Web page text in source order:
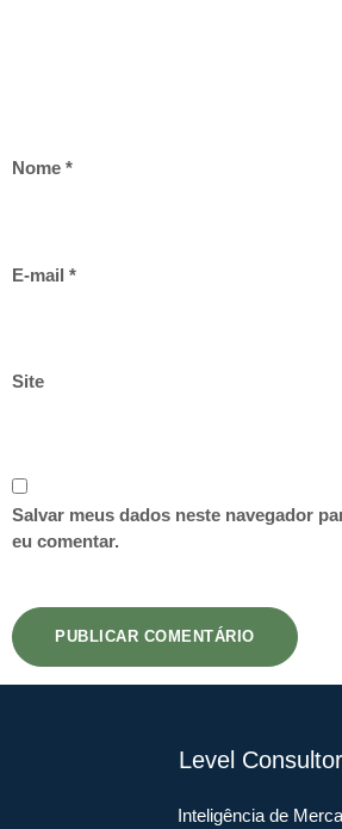
Nome *
E-mail *
Site
Salvar meus dados neste navegador
eu comentar.
Level
Inteligência de